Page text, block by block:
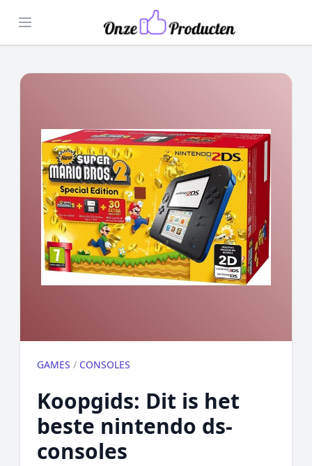
Open menu
GAMES / CONSOLES
Koopgids: Dit is het
beste nintendo ds-
consoles